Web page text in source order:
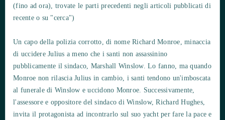
(fino ad ora), trovate le parti precedenti negli articoli pubblicati di
recente o su "cerca")
Un capo della polizia corrotto, di nome Richard Monroe, minaccia
di uccidere Julius a meno che i santi non assassinino
pubblicamente il sindaco, Marshall Winslow. Lo fanno, ma quando
Monroe non rilascia Julius in cambio, i santi tendono un'imboscata
al funerale di Winslow e uccidono Monroe. Successivamente,
l'assessore e oppositore del sindaco di Winslow, Richard Hughes,
invita il protagonista ad incontrarlo sul suo yacht per fare la pace e